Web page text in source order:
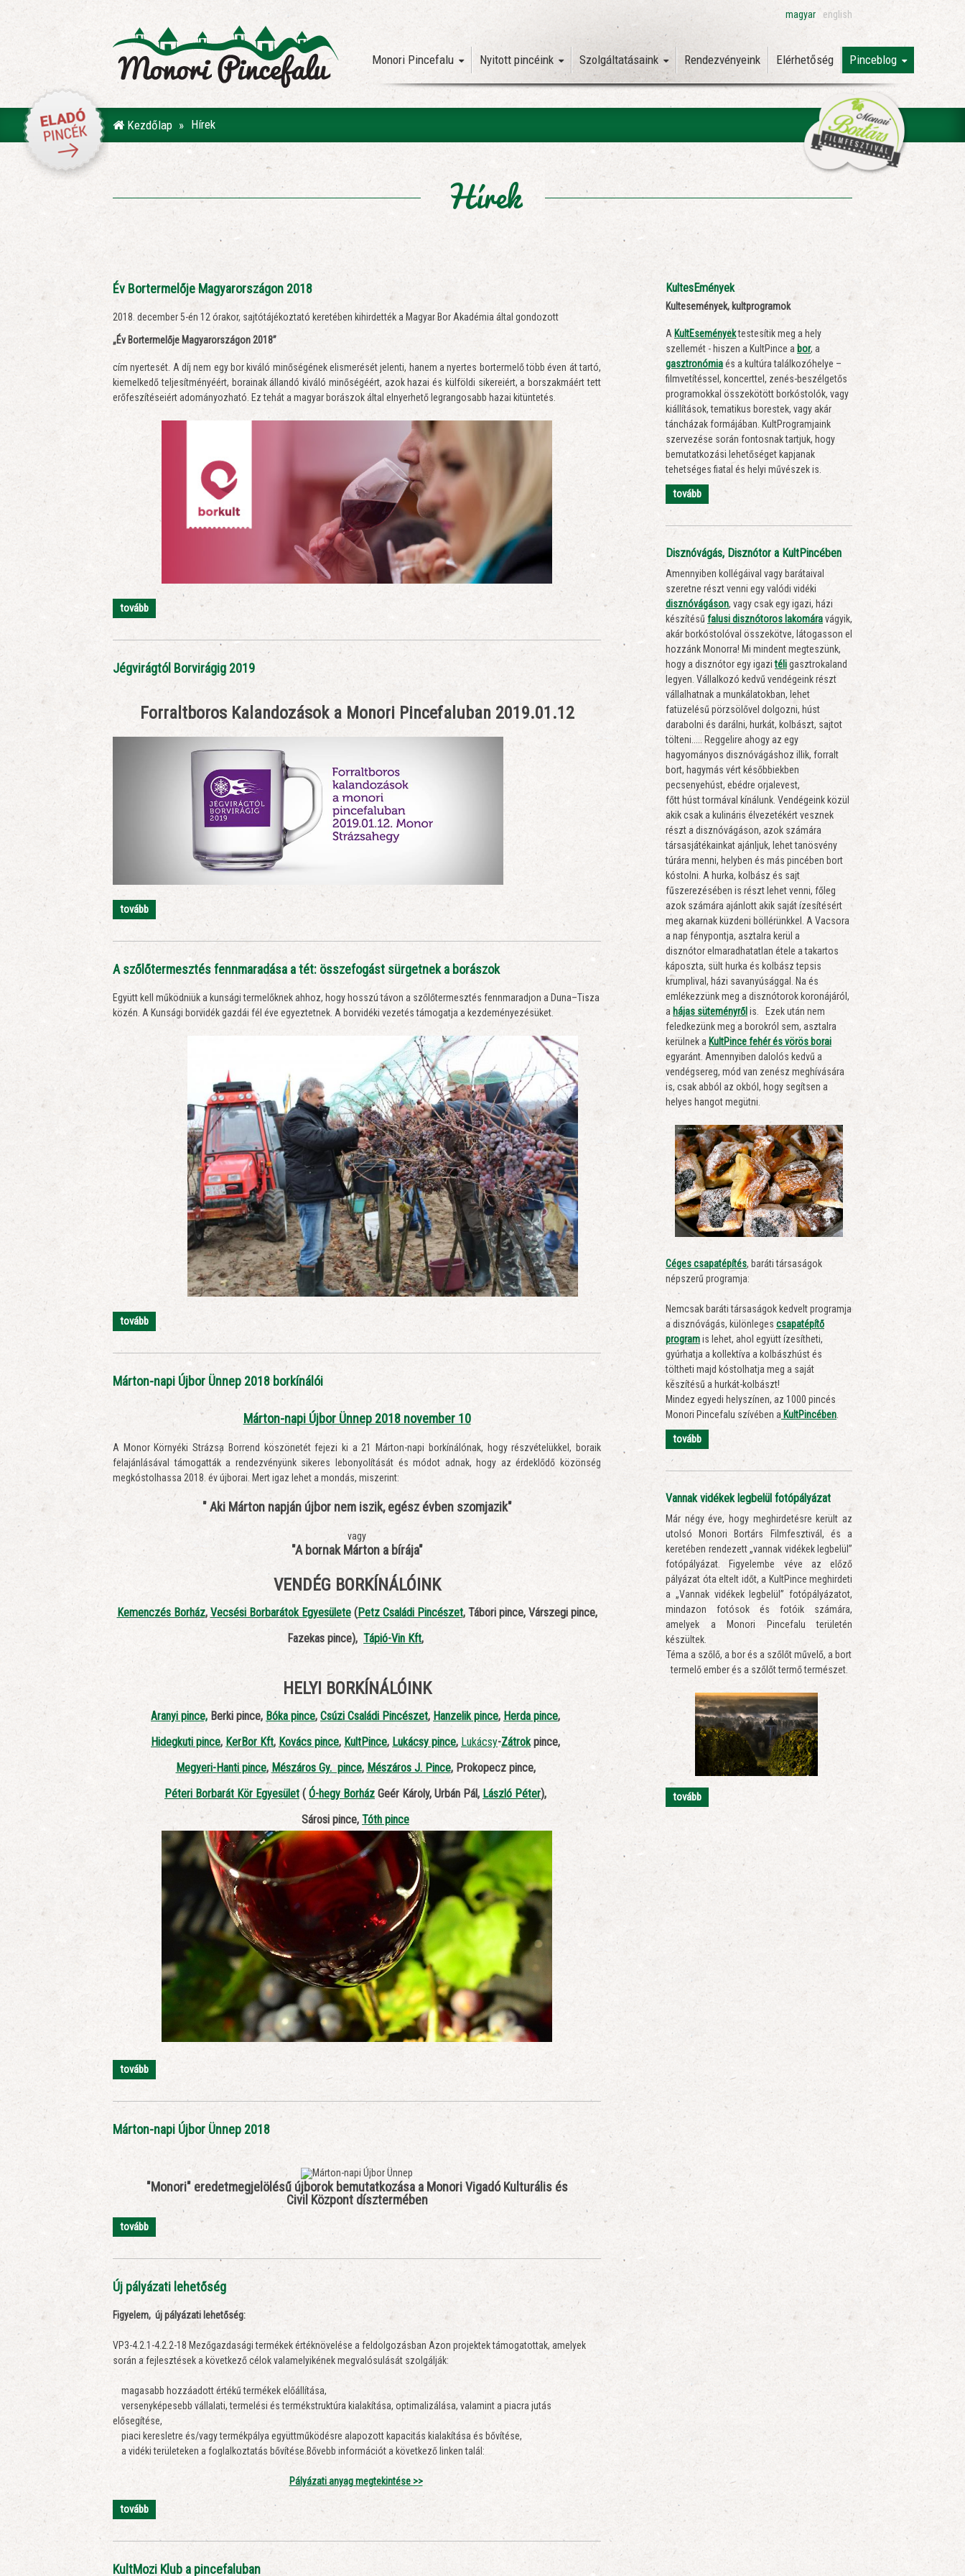
magyar english
Monori Pincefalu Nyitott pincéink Szolgáltatásaink Rendezvényeink Elérhetőség Pinceblog
Kezdőlap Hírek
Hírek
Év Bortermelője Magyarországon 2018
2018. december 5-én 12 órakor, sajtótájékoztató keretében kihirdették a Magyar Bor Akadémia által gondozott
„Év Bortermelője Magyarországon 2018”
cím nyertesét. A díj nem egy bor kiváló minőségének elismerését jelenti, hanem a nyertes bortermelő több éven át tartó,
kiemelkedő teljesítményéért, borainak állandó kiváló minőségéért, azok hazai és külföldi sikereiért, a borszakmáért tett
erőfeszítéseiért adományozható. Ez tehát a magyar borászok által elnyerhető legrangosabb hazai kitüntetés.
tovább
Jégvirágtól Borvirágig 2019
Forraltboros Kalandozások a Monori Pincefaluban 2019.01.12
tovább
A szőlőtermesztés fennmaradása a tét: összefogást sürgetnek a borászok
Együtt kell működniük a kunsági termelőknek ahhoz, hogy hosszú távon a szőlőtermesztés fennmaradjon a Duna–Tisza
közén. A Kunsági borvidék gazdái fél éve egyeztetnek. A borvidéki vezetés támogatja a kezdeményezésüket.
tovább
Márton-napi Újbor Ünnep 2018 borkínálói
Márton-napi Újbor Ünnep 2018 november 10
A Monor Környéki Strázsa Borrend köszönetét fejezi ki a 21 Márton-napi borkínálónak, hogy részvételükkel, boraik
felajánlásával támogatták a rendezvényünk sikeres lebonyolítását és módot adnak, hogy az érdeklődő közönség
megkóstolhassa 2018. év újborai. Mert igaz lehet a mondás, miszerint:
" Aki Márton napján újbor nem iszik, egész évben szomjazik"
vagy
"A bornak Márton a bírája"
VENDÉG BORKÍNÁLÓINK
Kemenczés Borház, Vecsési Borbarátok Egyesülete(Petz Családi Pincészet, Tábori pince, Várszegi pince,
Fazekas pince), Tápió-Vin Kft,
HELYI BORKÍNÁLÓINK
Aranyi pince, Berki pince, Bóka pince, Csúzi Családi Pincészet, Hanzelik pince, Herda pince,
Hidegkuti pince, KerBor Kft, Kovács pince, KultPince, Lukácsy pince, Lukácsy-Zátrokpince,
Megyeri-Hanti pince, Mészáros Gy. pince, Mészáros J. Pince, Prokopecz pince,
Péteri Borbarát Kör Egyesület ( Ó-hegy Borház Geér Károly, Urbán Pál, László Péter),
Sárosi pince, Tóth pince
tovább
Márton-napi Újbor Ünnep 2018
"Monori" eredetmegjelölésű újborok bemutatkozása a Monori Vigadó Kulturális és
Civil Központ dísztermében
tovább
Új pályázati lehetőség
Figyelem, új pályázati lehetőség:
VP3-4.2.1-4.2.2-18 Mezőgazdasági termékek értéknövelése a feldolgozásban Azon projektek támogatottak, amelyek
során a fejlesztések a következő célok valamelyikének megvalósulását szolgálják:
magasabb hozzáadott értékű termékek előállítása,
versenyképesebb vállalati, termelési és termékstruktúra kialakítása, optimalizálása, valamint a piacra jutás
elősegítése,
piaci keresletre és/vagy termékpálya együttműködésre alapozott kapacitás kialakítása és bővítése,
a vidéki területeken a foglalkoztatás bővítése.Bővebb információt a következő linken talál:
Pályázati anyag megtekintése >>
tovább
KultMozi Klub a pincefaluban
KultesEmények
Kultesemények, kultprogramok
A KultEseményektestesítik meg a hely
szellemét - hiszen a KultPince a bor, a
gasztronómiaés a kultúra találkozóhelye –
filmvetítéssel, koncerttel, zenés-beszélgetős
programokkal összekötött borkóstolók, vagy
kiállítások, tematikus borestek, vagy akár
táncházak formájában. KultProgramjaink
szervezése során fontosnak tartjuk, hogy
bemutatkozási lehetőséget kapjanak
tehetséges fiatal és helyi művészek is.
tovább
Disznóvágás, Disznótor a KultPincében
Amennyiben kollégáival vagy barátaival
szeretne részt venni egy valódi vidéki
disznóvágáson, vagy csak egy igazi, házi
készítésű falusidisznótoros lakomáravágyik,
akár borkóstolóval összekötve, látogasson el
hozzánk Monorra! Mi mindent megteszünk,
hogy a disznótor egy igazitéligasztrokaland
legyen. Vállalkozó kedvű vendégeink részt
vállalhatnak a munkálatokban, lehet
fatüzelésű pörzsölővel dolgozni, húst
darabolni és darálni, hurkát, kolbászt, sajtot
tölteni..... Reggelire ahogy az egy
hagyományos disznóvágáshoz illik, forralt
bort, hagymás vért későbbiekben
pecsenyehúst, ebédre orjalevest,
főtt húst tormával kínálunk. Vendégeink közül
akik csak a kulináris élvezetékért vesznek
részt a disznóvágáson, azok számára
társasjátékainkat ajánljuk, lehet tanösvény
túrára menni, helyben és más pincében bort
kóstolni. A hurka, kolbász és sajt
fűszerezésében is részt lehet venni, főleg
azok számára ajánlott akik saját ízesítésért
meg akarnak küzdeni böllérünkkel. A Vacsora
a nap fénypontja, asztalra kerül a
disznótor elmaradhatatlan étele a takartos
káposzta, sült hurka és kolbász tepsis
krumplival, házi savanyúsággal. Na és
emlékezzünk meg a disznótorok koronájáról,
a hájas süteményről is. Ezek után nem
feledkezünk meg a borokról sem, asztalra
kerülnek a KultPince fehér és vörös borai
egyaránt. Amennyiben dalolós kedvű a
vendégsereg, mód van zenész meghívására
is, csak abból az okból, hogy segítsen a
helyes hangot megütni.
Céges csapatépítés, baráti társaságok
népszerű programja:
Nemcsak baráti társaságok kedvelt programja
a disznóvágás, különleges csapatépítő
programis lehet, ahol együtt ízesítheti,
gyúrhatja a kollektíva a kolbászhúst és
töltheti majd kóstolhatja meg a saját
készítésű a hurkát-kolbászt!
Mindez egyedi helyszínen, az 1000 pincés
Monori Pincefalu szívében a KultPincében
tovább
Vannak vidékek legbelül fotópályázat
Már négy éve, hogy meghirdetésre került az
utolsó Monori Bortárs Filmfesztivál, és a
keretében rendezett „vannak vidékek legbelül”
fotópályázat. Figyelembe véve az előző
pályázat óta eltelt időt, a KultPince meghirdeti
a „Vannak vidékek legbelül” fotópályázatot,
mindazon fotósok és fotóik számára,
amelyek a Monori Pincefalu területén
készültek.
Téma a szőlő, a bor és a szőlőt művelő, a bort
termelő ember és a szőlőt termő természet.
tovább